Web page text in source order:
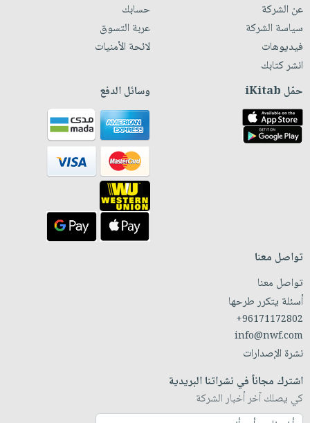
عن الشركة
سياسة الشركة
فيديوهات
انشر كتابك
حسابك
عربة التسوق
لائحة الأمنيات
حمّل iKitab وسائل الدفع
تواصل معنا
تواصل معنا
أسئلة يتكرر طرحها
+96171172802
info@nwf.com
نشرة الإصدارات
اشترك مجاناً في نشراتنا البريدية
كي يصلك آخر أخبار الشركة